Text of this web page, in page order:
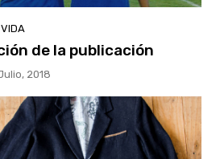
de la publicación
2018